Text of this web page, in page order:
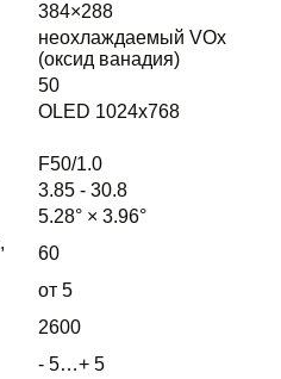
384×288
неохлаждаемый VOx
(оксид ванадия)
50
OLED 1024х768
F50/1.0
3.85 - 30.8
5.28° × 3.96°
60
от 5
2600
- 5…+ 5